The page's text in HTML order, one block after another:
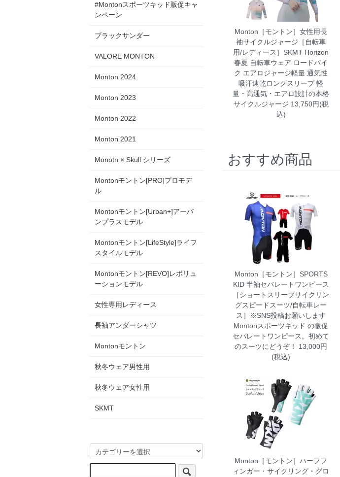
Monton［モントン］女性用長
袖サイクルジャージ［自転車
用/レディース］SKMT Horizon
春夏 自転車ウェア ロードバイ
ク エアロジャージ軽量 通気性
吸汗速乾ロングスリーブ 軽
量・高通気・エアロ設計の本格
サイクルジャージ 13,750円(税
込)
おすすめ商品
Monton［モントン］SPORTS
KID 半袖セパレートワンピース
［ショートスリーブサイクリン
グスピードスーツ/自転車レー
ス］※SNS投稿お願いします
Montonスポーツキッド の販促
セパレートワンピース。初めて
のスーツにどうぞ！ 13,000円
(税込)
Monton［モントン］ハーフフ
ィンガー・サイクリング・グロ
#Montonスポーツキッド販促キャ
ンペーン
ブラックサンダー
VALORE MONTON
Monton 2024
Monton 2023
Monton 2022
Monton 2021
Monotn × Skull シリーズ
Montonモントン[PRO]プロモデ
ル
Montonモントン[Urban+]アーバ
ンプラスモデル
Montonモントン[LifeStyle]ライフ
スタイルモデル
Montonモントン[REVO]レボリュ
ーションモデル
女性専用レディース
長袖アンダーシャツ
Montonモントン
秋冬ウェア男性用
秋冬ウェア女性用
SKMT